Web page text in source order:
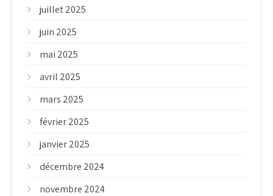
juillet 2025
juin 2025
mai 2025
avril 2025
mars 2025
février 2025
janvier 2025
décembre 2024
novembre 2024